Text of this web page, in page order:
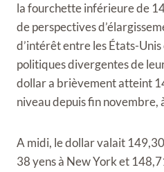
la fourchette inférieure de
de perspectives
d’intérêt entre les États-
politiques divergentes de
dollar a brièvement atteint
niveau depuis fin novembre,
A midi, le dollar valait
38 yens à New York et